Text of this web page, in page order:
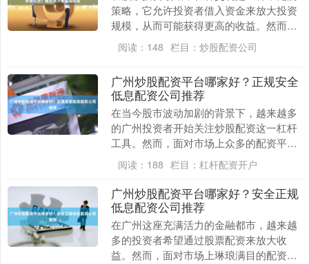
策略，它允许投资者借入资金来放大投资
规模，从而可能获得更高的收益。然而，
杠杆也是一把双刃剑，它在放大收益的同
时壹配资网门户，....
阅读： 148 栏目： 炒股配资公司
广州炒股配资平台哪家好？正规安全
低息配资公司推荐
在当今股市波动加剧的背景下，越来越多
的广州投资者开始关注炒股配资这一杠杆
工具。然而，面对市场上众多的配资平
台，如何选择一家正规、安全且低息的配
资公司成为许多投资....
阅读： 188 栏目： 杠杆配资开户
广州炒股配资平台哪家好？安全正规
低息配资公司推荐
在广州这座充满活力的金融都市，越来越
多的投资者希望通过股票配资来放大收
益。然而，面对市场上琳琅满目的配资平